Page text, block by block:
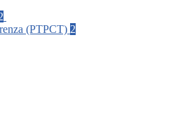
(PTPCT) 2